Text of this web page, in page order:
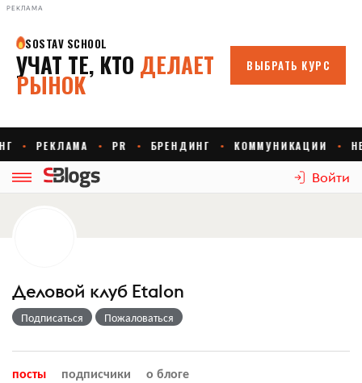
РЕКЛАМА
Войти
Деловой клуб Etalon
Подписаться Пожаловаться
посты подписчики о блоге